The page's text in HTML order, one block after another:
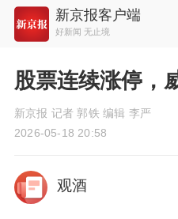
新京报客户端
好新闻 无止境
股票连续涨停，
新京报 记者 郭铁 编辑 李严
2026-05-18 20:58
观酒